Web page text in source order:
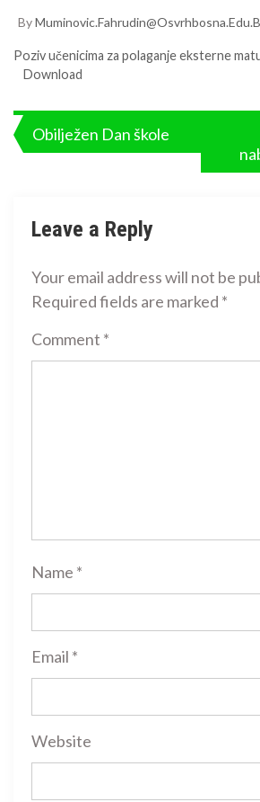
By
Poziv učenicima za polaganje eksterne
Download
Post
Obilježen Dan škole
Leave a Reply
Your email address will not be
Required fields are marked *
Comment *
Name *
Email *
Website